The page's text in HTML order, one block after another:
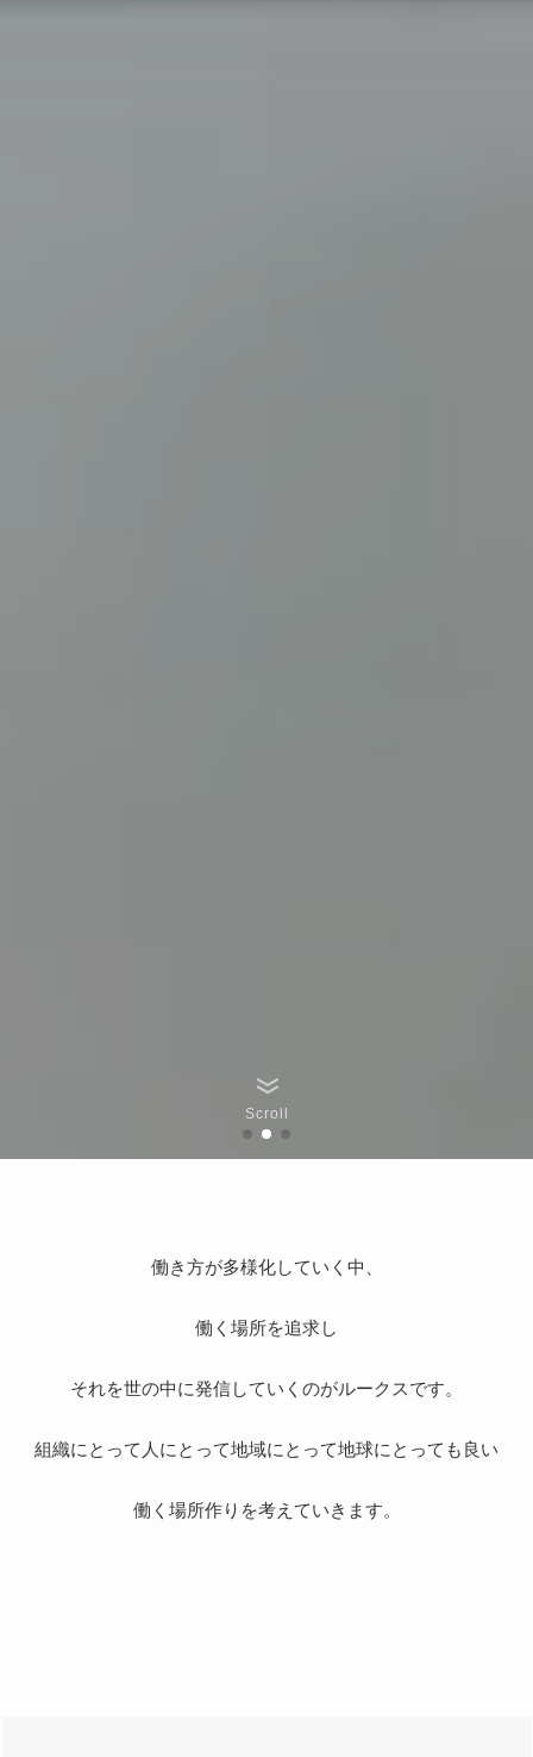
Scroll
働き方が多様化していく中、
働く場所を追求し
それを世の中に発信していくのがルークスです。
組織にとって人にとって地域にとって地球にとっても良い
働く場所作りを考えていきます。